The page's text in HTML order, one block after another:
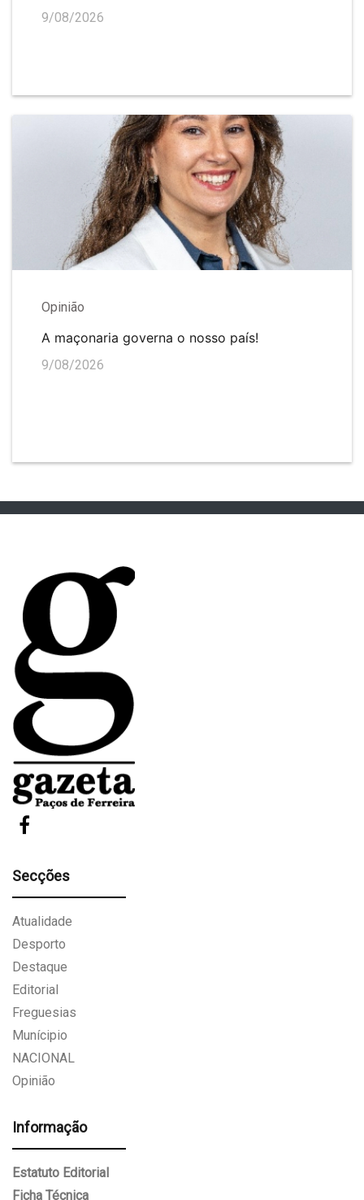
9/08/2026
Opinião
A maçonaria governa o nosso país!
9/08/2026
Secções
Atualidade
Desporto
Destaque
Editorial
Freguesias
Munícipio
NACIONAL
Opinião
Informação
Estatuto Editorial
Ficha Técnica